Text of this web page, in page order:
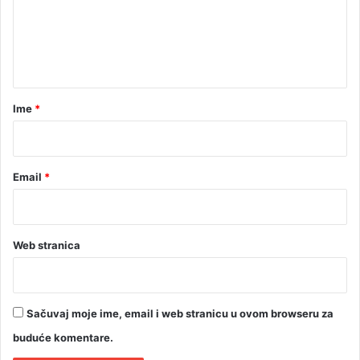
rIme *
Email *
Web stranica
Sačuvaj moje ime, email i web stranicu u ovom browseru za
buduće komentare.